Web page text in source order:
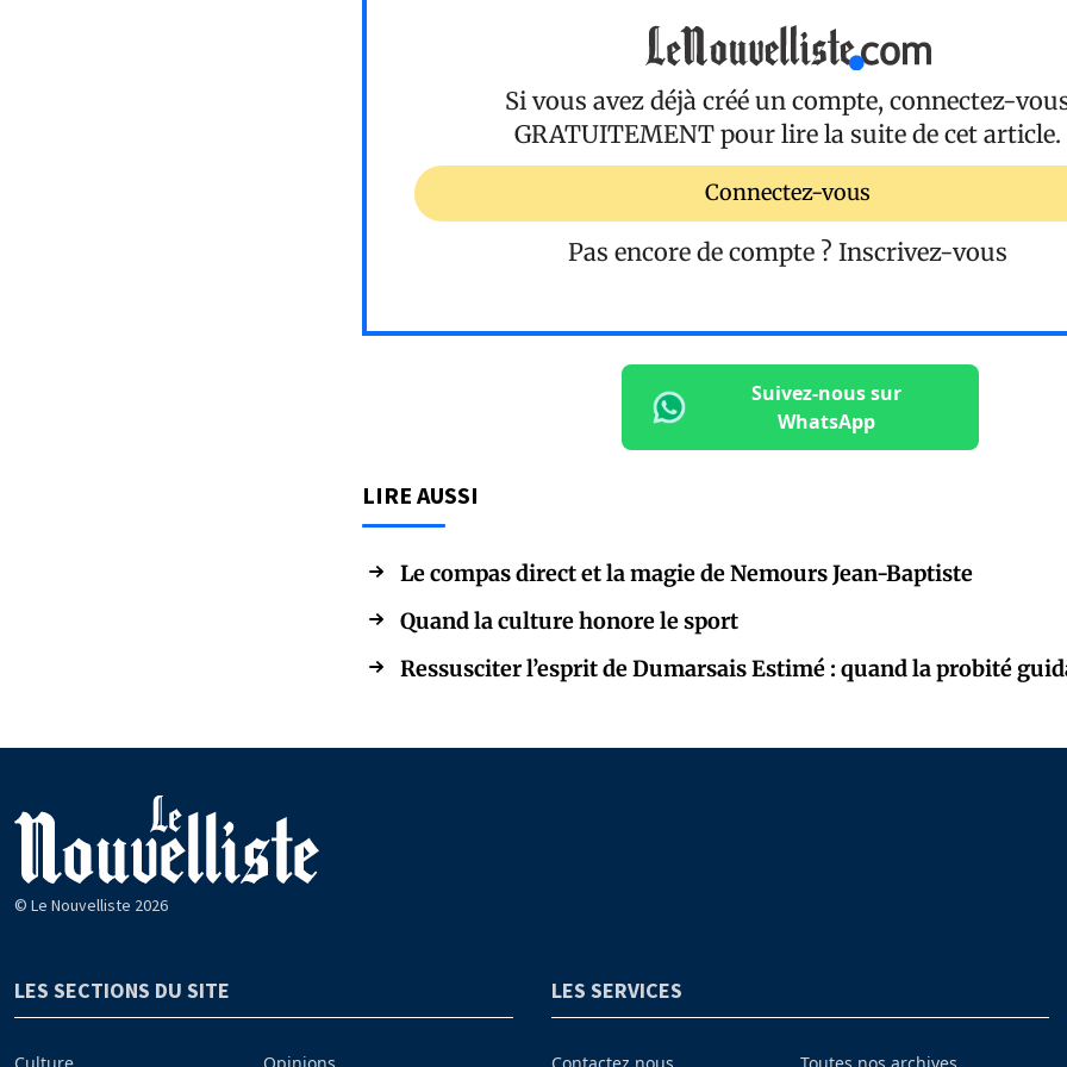
Si vous avez déjà créé un compte, connectez-
GRATUITEMENT pour lire la suite de cet article.
Connectez-vous
Pas encore de compte ? Inscrivez-vous
Suivez-nous sur
WhatsApp
LIRE AUSSI
Le compas direct et la magie de Nemours Jean-Baptiste
Quand la culture honore le sport
Ressusciter l’esprit de Dumarsais Estimé : quand la probité
© Le Nouvelliste 2026
LES SECTIONS DU SITE LES SERVICES